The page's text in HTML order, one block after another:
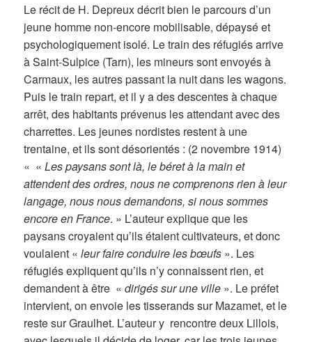
Le récit de H. Depreux décrit bien le parcours d’un
jeune homme non-encore mobilisable, dépaysé et
psychologiquement isolé. Le train des réfugiés arrive
à Saint-Sulpice (Tarn), les mineurs sont envoyés à
Carmaux, les autres passant la nuit dans les wagons.
Puis le train repart, et il y a des descentes à chaque
arrêt, des habitants prévenus les attendant avec des
charrettes. Les jeunes nordistes restent à une
trentaine, et ils sont désorientés : (2 novembre 1914)
« « Les paysans sont là, le béret à la main et
attendent des ordres, nous ne comprenons rien à leur
langage, nous nous demandons, si nous sommes
encore en France. » L’auteur explique que les
paysans croyaient qu’ils étaient cultivateurs, et donc
voulaient «leur faire conduire les bœufs ». Les
réfugiés expliquent qu’ils n’y connaissent rien, et
demandent à être «dirigés sur une ville ». Le préfet
intervient, on envoie les tisserands sur Mazamet, et le
reste sur Graulhet. L’auteur y rencontre deux Lillois,